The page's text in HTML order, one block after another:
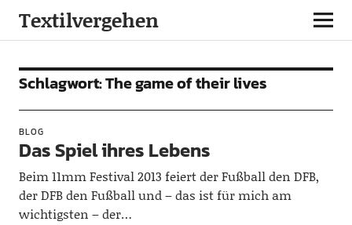
Textilvergehen
Schlagwort:The game of their lives
BLOG
Das Spiel ihres Lebens
Beim 11mm Festival 2013 feiert der Fußball den DFB,
der DFB den Fußball und – das ist für mich am
wichtigsten – der…